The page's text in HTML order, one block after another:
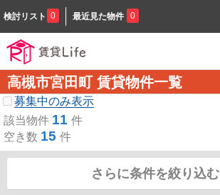
検討リスト 0 最近見た物件 0
高槻市宮田町 賃貸物件一覧
募集中のみ表示
該当物件 11 件
空き数 15 件
さらに条件を絞り込む